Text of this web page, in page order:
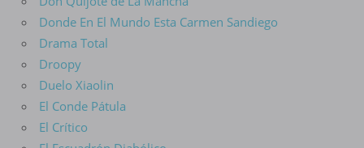
Donde En El Mundo Esta Carmen Sandiego
Drama Total
Droopy
Duelo Xiaolin
El Conde Pátula
El Crítico